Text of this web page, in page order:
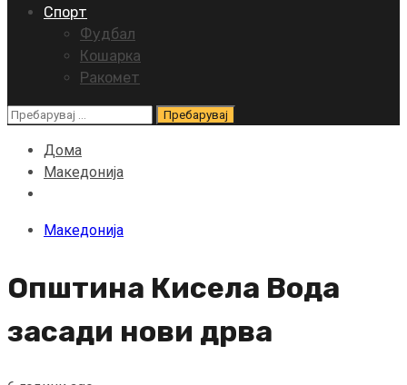
Спорт
Фудбал
Кошарка
Ракомет
Пребарувај
Дома
Македонија
Македонија
Општина Кисела Вода
засади нови дрва